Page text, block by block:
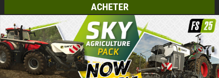
ACHETER